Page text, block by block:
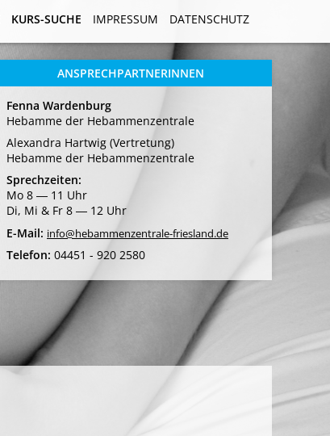
KURS-SUCHE IMPRESSUM DATENSCHUTZ
KURS-SUCHE IMPRESSUM DATENSCHUTZ
ANSPRECHPARTNERINNEN
Fenna Wardenburg
Hebamme der Hebammenzentrale
Alexandra Hartwig (Vertretung)
Hebamme der Hebammenzentrale
Sprechzeiten:
Mo 8 ― 11 Uhr
Di, Mi & Fr 8 ― 12 Uhr
E-Mail: info@hebammenzentrale-friesland.de
Telefon: 04451 - 920 2580